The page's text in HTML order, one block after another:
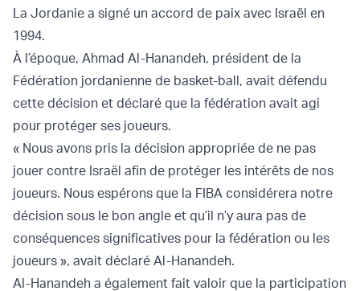
La Jordanie a signé un accord de paix avec Israël en
1994.
À l’époque, Ahmad Al-Hanandeh, président de la
Fédération jordanienne de basket-ball, avait défendu
cette décision et déclaré que la fédération avait agi
pour protéger ses joueurs.
« Nous avons pris la décision appropriée de ne pas
jouer contre Israël afin de protéger les intérêts de nos
joueurs. Nous espérons que la FIBA considérera notre
décision sous le bon angle et qu’il n’y aura pas de
conséquences significatives pour la fédération ou les
joueurs », avait déclaré Al-Hanandeh.
Al-Hanandeh a également fait valoir que la participation